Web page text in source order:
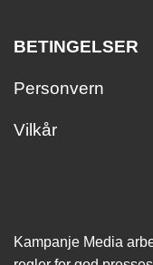
BETINGELSER
Personvern
Vilkår
Kampanje Media